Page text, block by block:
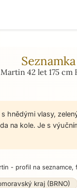
Seznamka
Martin 42 let 175 cm
hnědými vlasy,
na kole. Je s
kraj (BRNO)